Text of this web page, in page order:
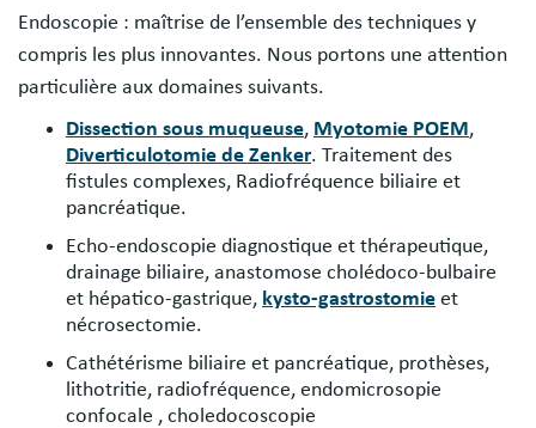
Endoscopie : maîtrise de l’ensemble des techniques y
compris les plus innovantes. Nous portons une attention
particulière aux domaines suivants.
Dissection sous muqueuse, Myotomie POEM,
Diverticulotomie de Zenker. Traitement des
fistules complexes, Radiofréquence biliaire et
pancréatique.
Echo-endoscopie diagnostique et thérapeutique,
drainage biliaire, anastomose cholédoco-bulbaire
et hépatico-gastrique, kysto-gastrostomie et
nécrosectomie.
Cathétérisme biliaire et pancréatique, prothèses,
lithotritie, radiofréquence, endomicrosopie
confocale , choledocoscopie